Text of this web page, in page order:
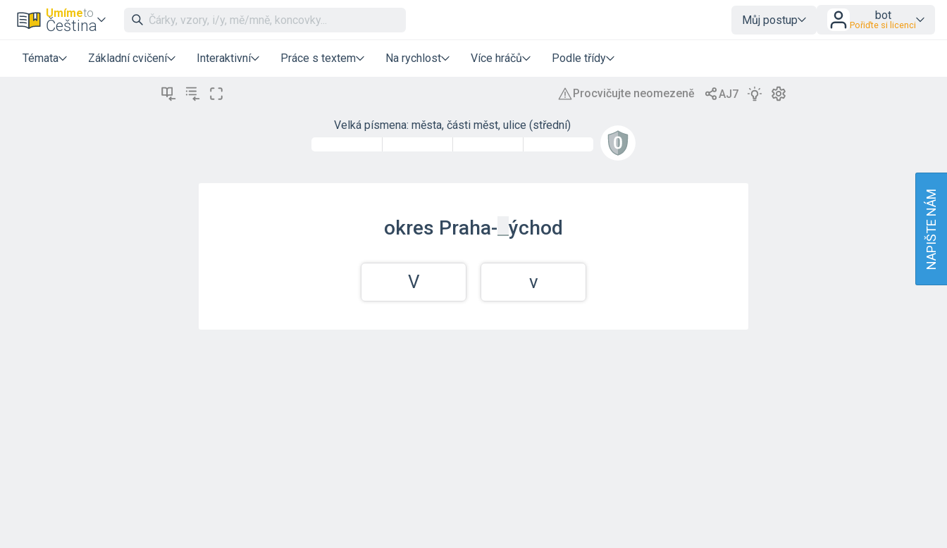
Umímeto
Čeština Můj postup bot
Pořiďte si licenci
Témata Základní cvičení Interaktivní Práce s textem Na rychlost Více hráčů Podle třídy
Velká písmena: města, části měst, ulice (střední)
okres Praha- ýchod
V v
NAPIŠTE NÁM